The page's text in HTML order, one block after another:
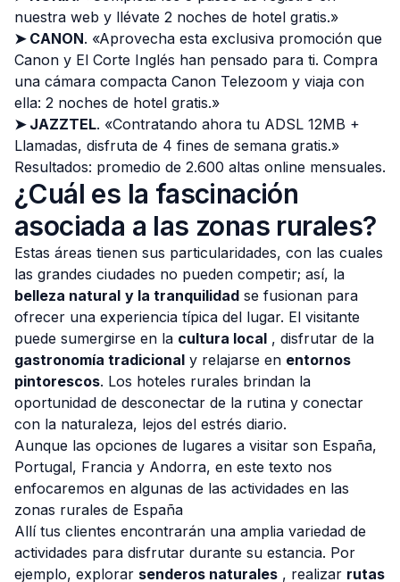
nuestra web y llévate 2 noches de hotel gratis.»
➤ CANON. «Aprovecha esta exclusiva promoción que
Canon y El Corte Inglés han pensado para ti. Compra
una cámara compacta Canon Telezoom y viaja con
ella: 2 noches de hotel gratis.»
➤ JAZZTEL. «Contratando ahora tu ADSL 12MB +
Llamadas, disfruta de 4 fines de semana gratis.»
Resultados: promedio de 2.600 altas online mensuales.
¿Cuál es la fascinación
asociada a las zonas rurales?
Estas áreas tienen sus particularidades, con las cuales
las grandes ciudades no pueden competir; así, la
belleza natural y la tranquilidad se fusionan para
ofrecer una experiencia típica del lugar. El visitante
puede sumergirse en la cultura local , disfrutar de la
gastronomía tradicional y relajarse en entornos
pintorescos. Los hoteles rurales brindan la
oportunidad de desconectar de la rutina y conectar
con la naturaleza, lejos del estrés diario.
Aunque las opciones de lugares a visitar son España,
Portugal, Francia y Andorra, en este texto nos
enfocaremos en algunas de las actividades en las
zonas rurales de España
Allí tus clientes encontrarán una amplia variedad de
actividades para disfrutar durante su estancia. Por
ejemplo, explorar senderos naturales , realizar rutas